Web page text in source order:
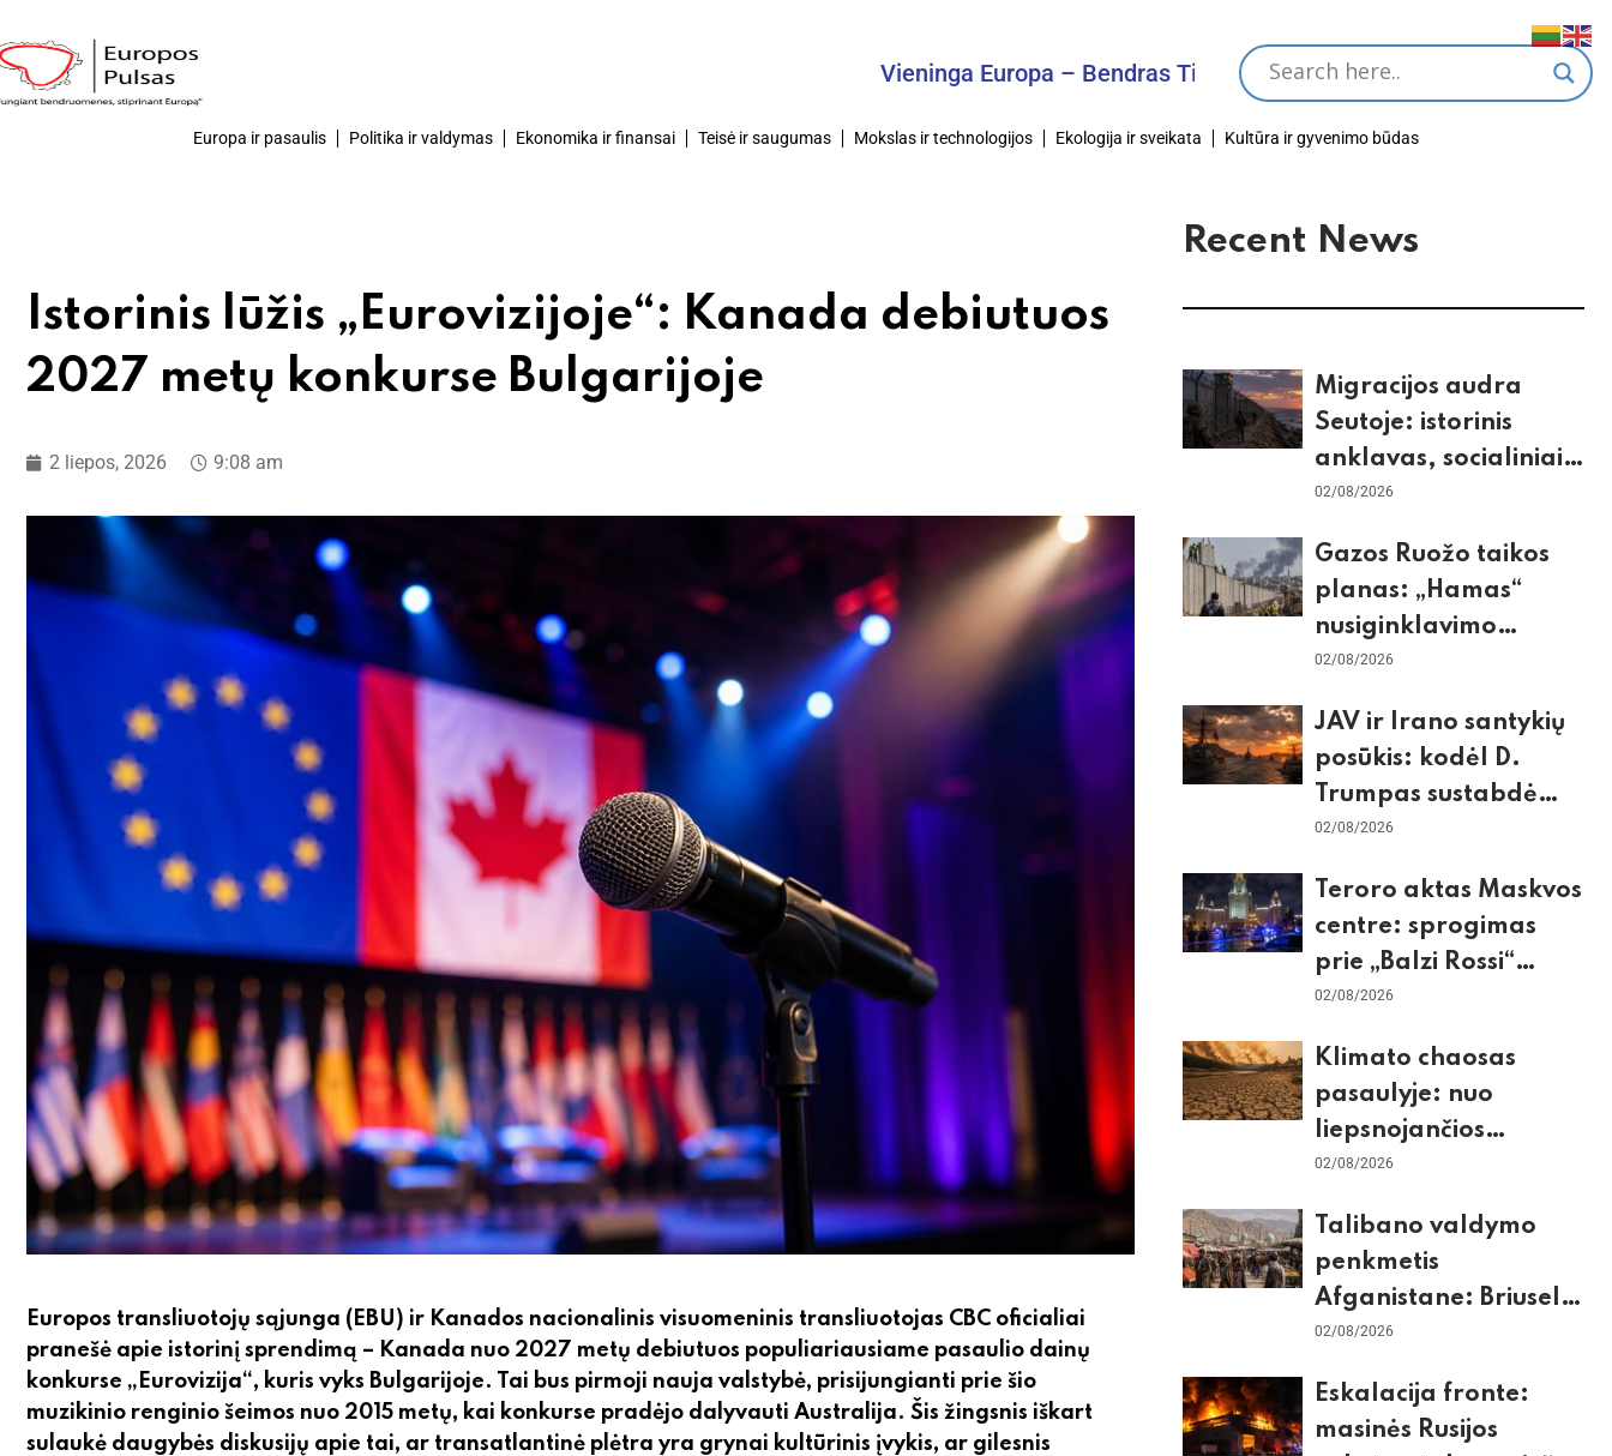
Vieninga Europa – Bendras Tikslas
Europa ir pasaulis Politika ir valdymas Ekonomika ir finansai Teisė ir saugumas Mokslas ir technologijos Ekologija ir sveikata Kultūra ir gyvenimo būdas
Istorinis lūžis „Eurovizijoje“: Kanada debiutuos
2027 metų konkurse Bulgarijoje
2 liepos, 2026 9:08 am
Europos transliuotojų sąjunga (EBU) ir Kanados nacionalinis visuomeninis transliuotojas CBC oficialiai
pranešė apie istorinį sprendimą – Kanada nuo 2027 metų debiutuos populiariausiame pasaulio dainų
konkurse „Eurovizija“, kuris vyks Bulgarijoje. Tai bus pirmoji nauja valstybė, prisijungianti prie šio
muzikinio renginio šeimos nuo 2015 metų, kai konkurse pradėjo dalyvauti Australija. Šis žingsnis iškart
sulaukė daugybės diskusijų apie tai, ar transatlantinė plėtra yra grynai kultūrinis įvykis, ar gilesnis
Recent News
Migracijos audra
Seutoje: istorinis
anklavas, socialiniai
tinklai ir ES skilimas
02/08/2026
Gazos Ruožo taikos
planas: „Hamas“
nusiginklavimo
sąlygos, Izraelio
nerimas dėl sienos
02/08/2026
JAV ir Irano santykių
posūkis: kodėl D.
Trumpas sustabdė
smūgius ir kuo
ekonomika
02/08/2026
Teroro aktas Maskvos
centre: sprogimas
prie „Balzi Rossi“
restorano,
tikrieji taikiniai
02/08/2026
Klimato chaosas
pasaulyje: nuo
liepsnojančios
Europos iki
Antarktidos
paradokso
02/08/2026
Talibano valdymo
penkmetis
Afganistane: Briuselio
vizito užkulisiai, gilus
konfliktas su
Pakistanu
02/08/2026
Eskalacija fronte:
masinės Rusijos